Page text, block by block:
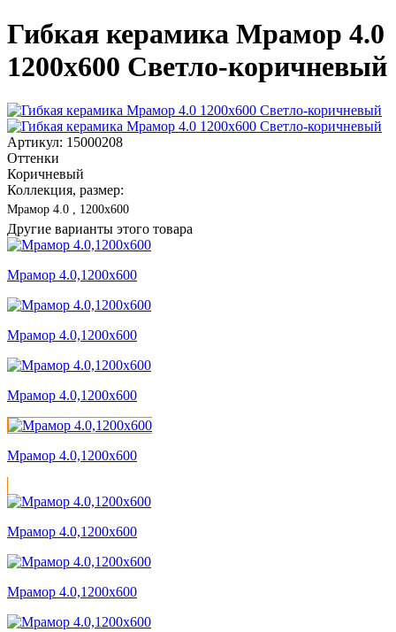
Гибкая керамика Мрамор 4.0
1200x600 Светло-коричневый
Артикул: 15000208
Оттенки
Коричневый
Коллекция, размер:
Мрамор 4.0 , 1200x600
Другие варианты этого товара
Мрамор 4.0,1200x600
Мрамор 4.0,1200x600
Мрамор 4.0,1200x600
Мрамор 4.0,1200x600
Мрамор 4.0,1200x600
Мрамор 4.0,1200x600